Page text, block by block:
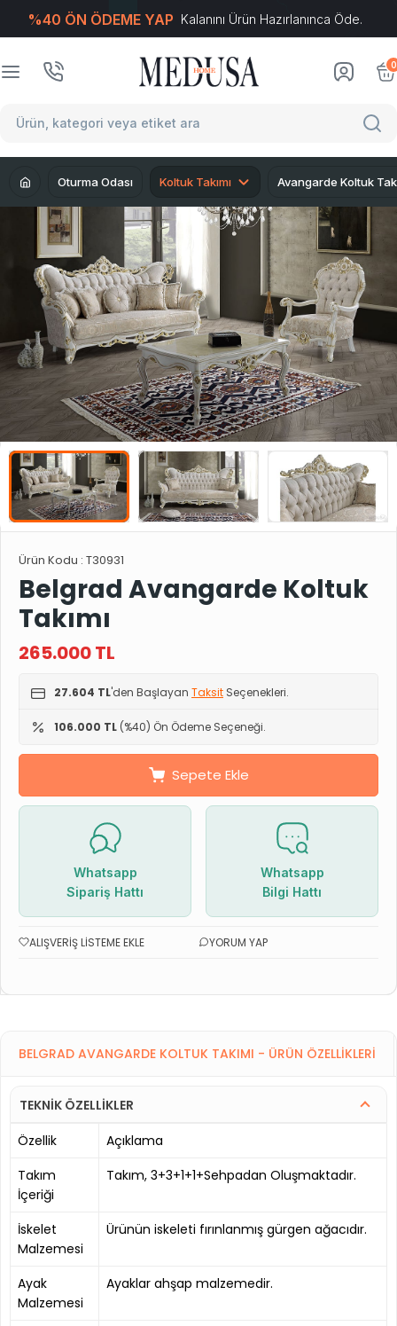
%40 ÖN ÖDEME YAP Kalanını Ürün Hazırlanınca Öde.
0
Oturma Odası Koltuk Takımı Avangarde Koltuk
Ürün Kodu : T30931
Belgrad Avangarde Koltuk
Takımı
265.000TL
27.604 TL'den Başlayan Taksit Seçenekleri.
106.000 TL (%40) Ön Ödeme Seçeneği.
Sepete Ekle
Whatsapp
Sipariş Hattı
Whatsapp
Bilgi Hattı
ALIŞVERIŞ LISTEME EKLE YORUM YAP
BELGRAD AVANGARDE KOLTUK TAKIMI - ÜRÜN ÖZELLIKLERI
TEKNİK ÖZELLİKLER
Özellik
Açıklama
Takım
İçeriği
Takım, 3+3+1+1+Sehpadan Oluşmaktadır.
İskelet
Malzemesi
Ürünün iskeleti fırınlanmış gürgen ağacıdır.
Ayak
Malzemesi
Ayaklar ahşap malzemedir.
T-Soft E-Ticaret Sistemleriyle Hazırlanmıştır.